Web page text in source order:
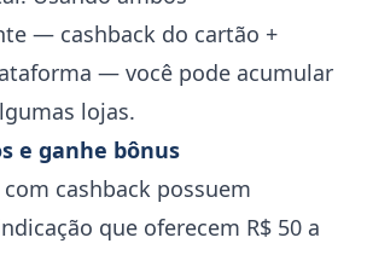
— cashback do cartão +
— você pode acumular
lojas.
e ganhe bônus
cashback possuem
que oferecem R$ 50 a